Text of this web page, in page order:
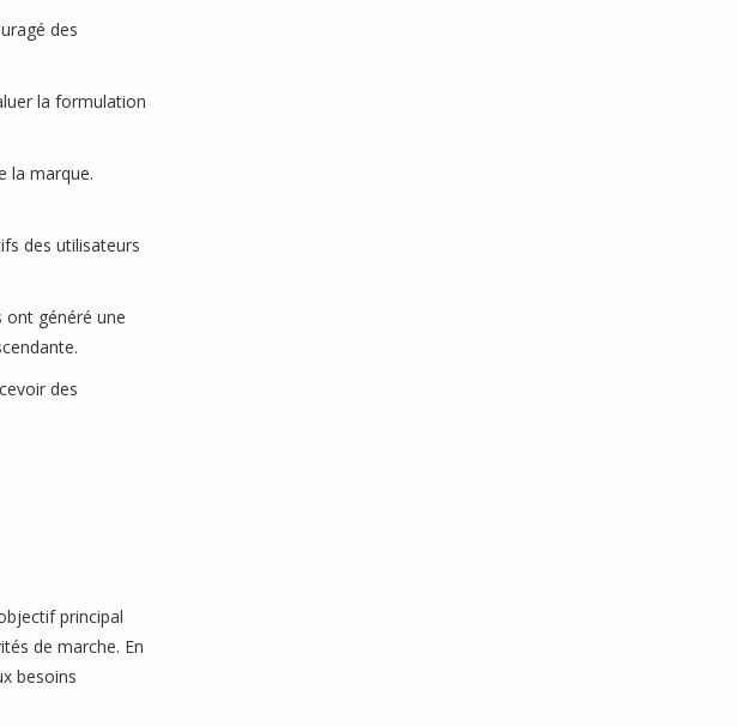
des
la formulation
la marque.
des utilisateurs
généré une
des
principal
de marche. En
besoins